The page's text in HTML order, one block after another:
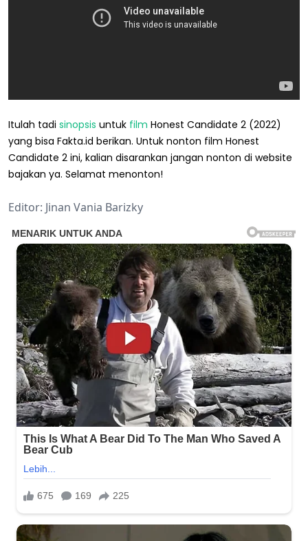
Itulah tadi sinopsis untuk film Honest Candidate 2 (2022)
yang bisa Fakta.id berikan. Untuk nonton film Honest
Candidate 2 ini, kalian disarankan jangan nonton di website
bajakan ya. Selamat menonton!
Editor: Jinan Vania Barizky